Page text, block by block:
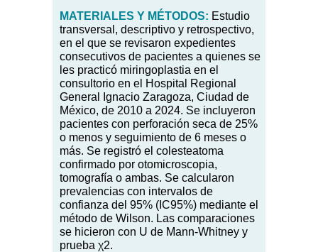
MATERIALES Y MÉTODOS: Estudio
transversal, descriptivo y retrospectivo,
en el que se revisaron expedientes
consecutivos de pacientes a quienes se
les practicó miringoplastia en el
consultorio en el Hospital Regional
General Ignacio Zaragoza, Ciudad de
México, de 2010 a 2024. Se incluyeron
pacientes con perforación seca de 25%
o menos y seguimiento de 6 meses o
más. Se registró el colesteatoma
confirmado por otomicroscopia,
tomografía o ambas. Se calcularon
prevalencias con intervalos de
confianza del 95% (IC95%) mediante el
método de Wilson. Las comparaciones
se hicieron con U de Mann-Whitney y
prueba χ2.